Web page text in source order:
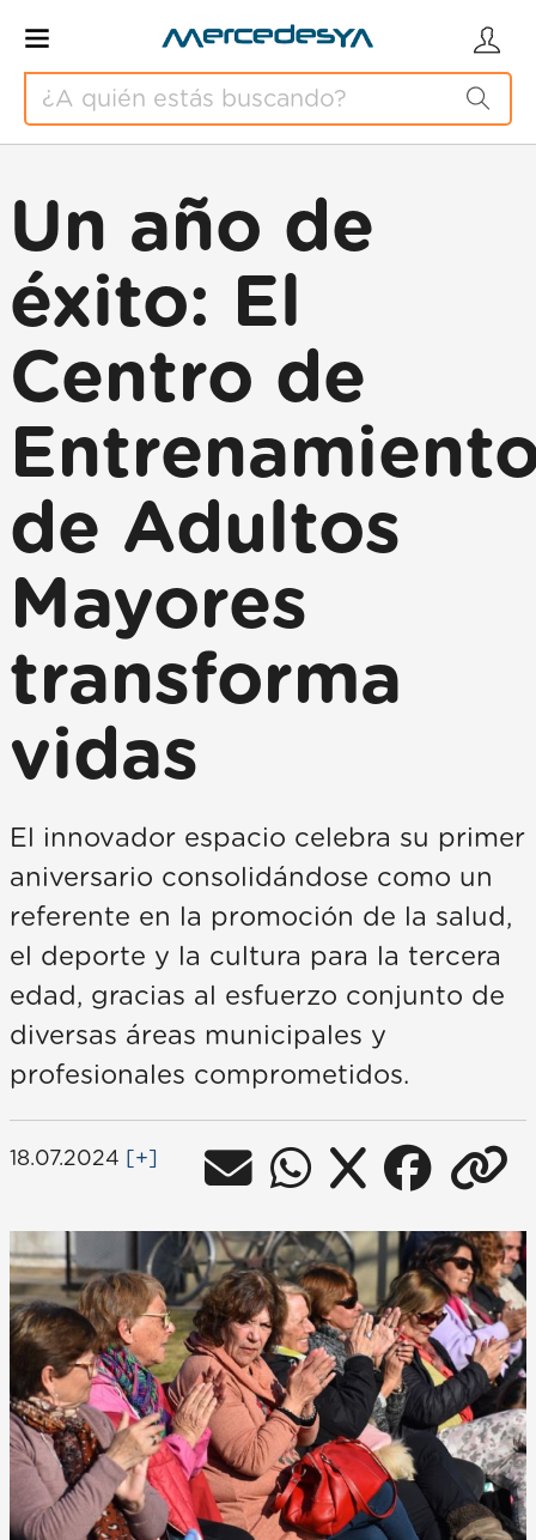
Un año de
éxito: El
Centro de
de Adultos
Mayores
transforma
vidas
El innovador espacio celebra su primer
aniversario consolidándose como un
referente en la promoción de la salud,
el deporte y la cultura para la tercera
edad, gracias al esfuerzo conjunto de
diversas áreas municipales y
profesionales comprometidos.
18.07.2024 [+]